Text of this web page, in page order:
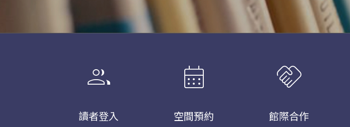
group
讀者登入
calendar_month
空間預約
handshake
館際合作